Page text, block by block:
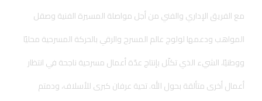
مع الفريق الإداري والفني من أجل مواصلة المسيرة الفنية وصقل
المواهب ودعمها لولوج عالم المسرح والرقي بالحركة المسرحية محليًا
ووطنيًا، الشيء الذي تكلّل بإنتاج عدّة أعمال مسرحية ناجحة في انتظار
أعمال أخرى متألقة بحول الله. تحية عرفان كبرى للأسلاف، ودمتم